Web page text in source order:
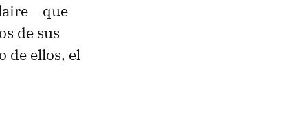
que
de sus
de ellos, el